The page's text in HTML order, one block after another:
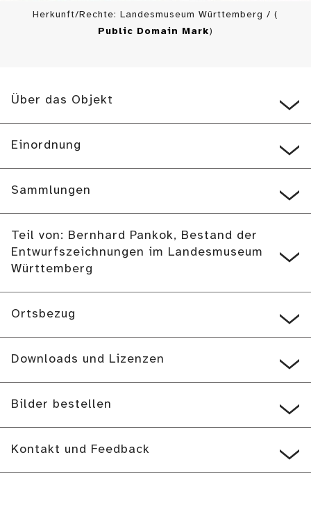
Herkunft/Rechte: Landesmuseum Württemberg / (
Public Domain Mark)
Über das Objekt
Einordnung
Sammlungen
Teil von: Bernhard Pankok, Bestand der
Entwurfszeichnungen im Landesmuseum
Württemberg
Ortsbezug
Downloads und Lizenzen
Bilder bestellen
Kontakt und Feedback